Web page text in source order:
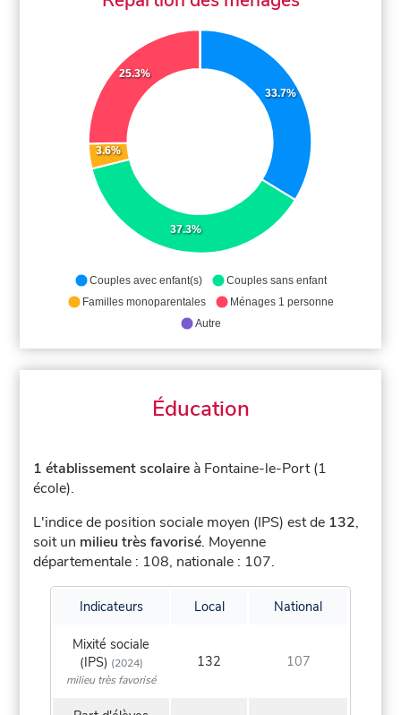
33.7%
37.3%
3.6%
25.3%
Couples avec enfant(s)
Couples sans enfant
Familles monoparentales
Ménages 1 personne
Autre
Éducation
1 établissement scolaire à Fontaine-le-Port (1
école).
L'indice de position sociale moyen (IPS) est de 132,
soit un milieu très favorisé. Moyenne
départementale : 108, nationale : 107.
Indicateurs Local National
Mixité sociale
(IPS) (2024)
milieu très favorisé
132 107